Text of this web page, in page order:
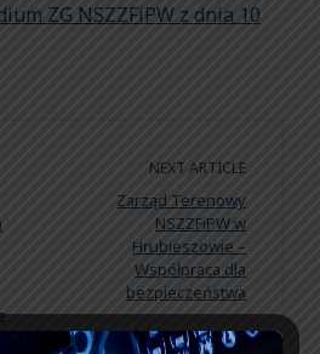
ZG NSZZFiPW z dnia 10
NEXT ARTICLE
Zarząd Terenowy
NSZZFiPW w
Hrubieszowie –
Współpraca dla
bezpieczeństwa